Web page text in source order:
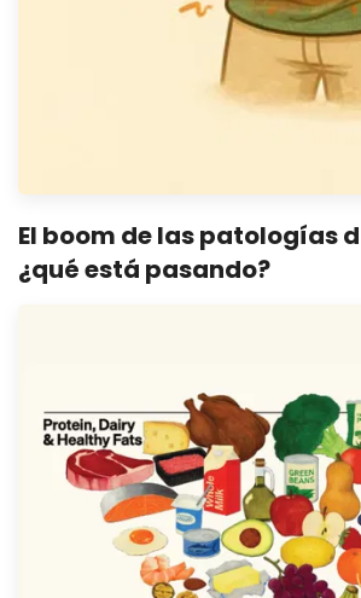
El boom de las patologías
¿qué está pasando?